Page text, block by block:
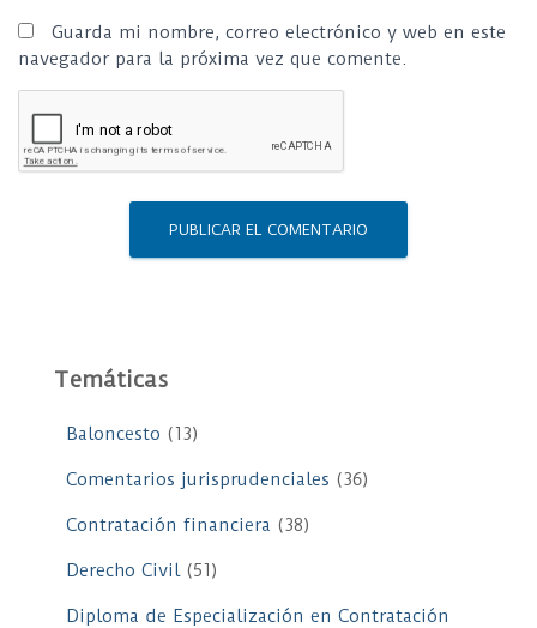
Guarda mi nombre, correo electrónico y web en este
navegador para la próxima vez que comente.
Temáticas
Baloncesto (13)
Comentarios jurisprudenciales (36)
Contratación financiera (38)
Derecho Civil(51)
Diploma de Especialización en Contratación